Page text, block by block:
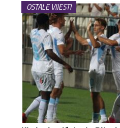
OSTALE VIJESTI